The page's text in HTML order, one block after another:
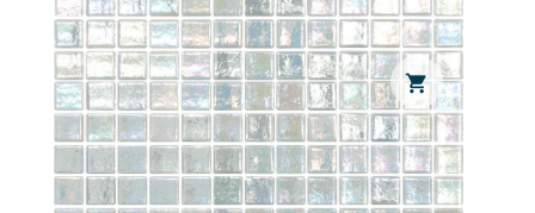
shopping_cart